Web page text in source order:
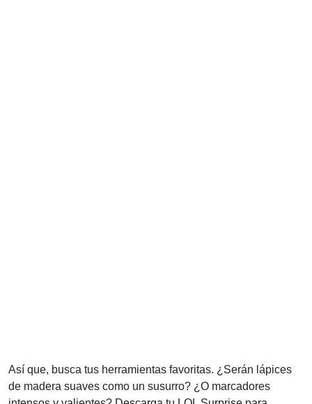
Así que, busca tus herramientas favoritas. ¿Serán lápices
de madera suaves como un susurro? ¿O marcadores